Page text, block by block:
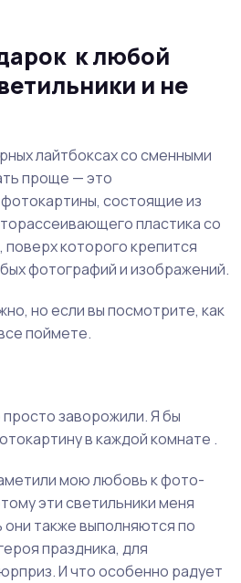
к любой
и не
лайтбоксах со сменными
проще — это
состоящие из
пластика со
которого крепится
фотографий и изображений.
но если вы посмотрите, как
поймете.
заворожили. Я бы
в каждой комнате .
мою любовь к фото-
эти светильники меня
также выполняются по
праздника, для
И что особенно радует